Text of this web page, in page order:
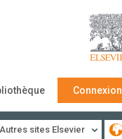
Connexion
Autres sites Elsevier